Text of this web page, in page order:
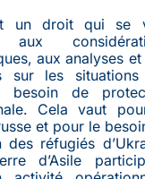
un droit qui se
aux
aux analyses et
sur les
besoin de
Cela vaut
et pour le
des réfugiés
d’Asile